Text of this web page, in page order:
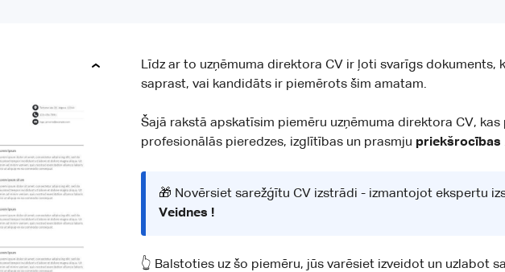
Līdz ar to uzņēmuma direktora CV ir ļoti svarīgs dokuments,
saprast, vai kandidāts ir piemērots šim amatam.
Šajā rakstā apskatīsim piemēru uzņēmuma direktora CV, kas
profesionālās pieredzes, izglītības un prasmju priekšrocības
🎁 Novērsiet sarežģītu CV izstrādi - izmantojot ekspertu
Veidnes !
👆 Balstoties uz šo piemēru, jūs varēsiet izveidot un uzlabot